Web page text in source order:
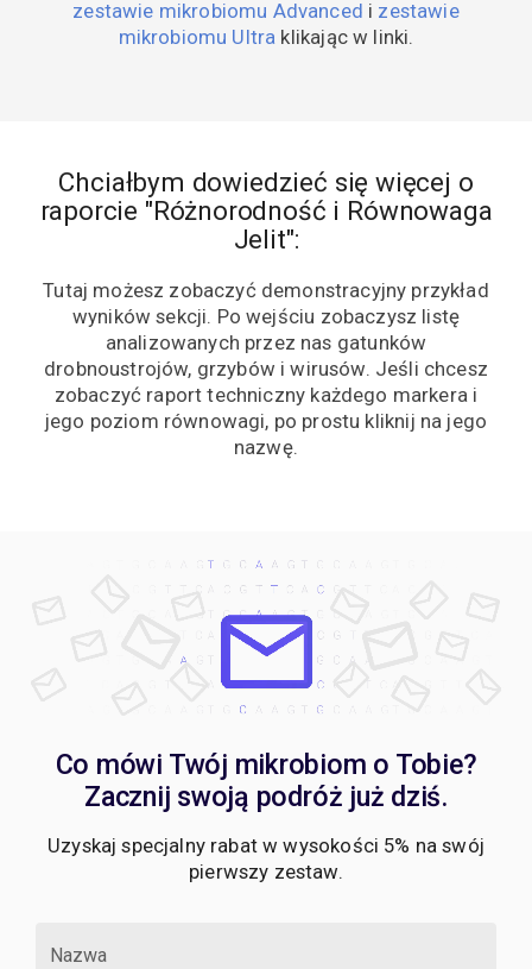
zestawie mikrobiomu Advanced i zestawie
mikrobiomu Ultra klikając w linki.
Chciałbym dowiedzieć się więcej o
raporcie "Różnorodność i Równowaga
Jelit":
Tutaj możesz zobaczyć demonstracyjny przykład
wyników sekcji. Po wejściu zobaczysz listę
analizowanych przez nas gatunków
drobnoustrojów, grzybów i wirusów. Jeśli chcesz
zobaczyć raport techniczny każdego markera i
jego poziom równowagi, po prostu kliknij na jego
nazwę.
Co mówi Twój mikrobiom o Tobie?
Zacznij swoją podróż już dziś.
Uzyskaj specjalny rabat w wysokości 5% na swój
pierwszy zestaw.
Nazwa